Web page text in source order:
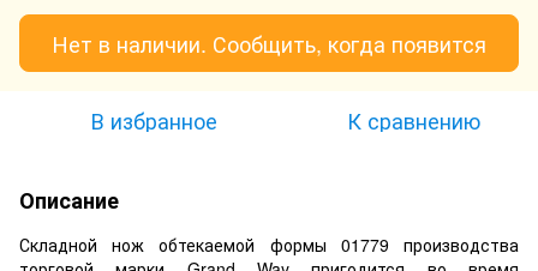
Нет в наличии. Сообщить, когда появится
В избранное К сравнению
Описание
Складной нож обтекаемой формы 01779 производства